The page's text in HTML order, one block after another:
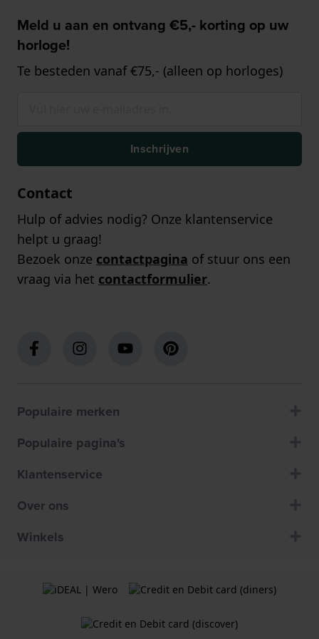
Meld u aan en ontvang €5,- korting op uw
horloge!
Te besteden vanaf €75,- (alleen op horloges)
Inschrijven
Contact
Hulp of advies nodig? Onze klantenservice
helpt u graag!
Bezoek onze contactpagina of stuur ons een
vraag via het contactformulier.
Populaire merken
Populaire pagina's
Klantenservice
Over ons
Winkels